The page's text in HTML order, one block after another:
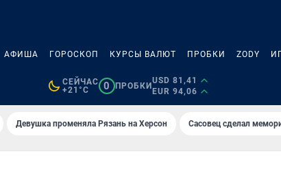
АФИША ГОРОСКОП КУРСЫ ВАЛЮТ ПРОБКИ ZODY
СЕЙЧАС
+21°C
0 ПРОБКИ
USD 81,41
EUR 94,06
Девушка променяла Рязань на Херсон Сасовец сделал